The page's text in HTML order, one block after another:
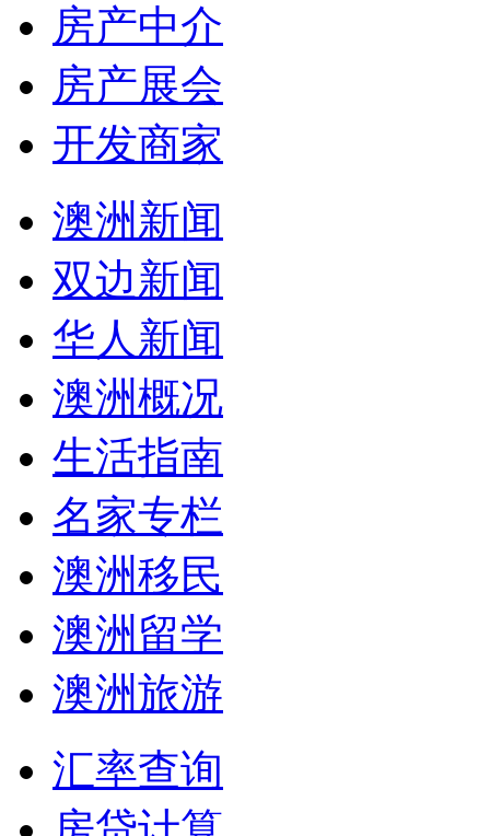
房产中介
房产展会
开发商家
澳洲新闻
双边新闻
华人新闻
澳洲概况
生活指南
名家专栏
澳洲移民
澳洲留学
澳洲旅游
汇率查询